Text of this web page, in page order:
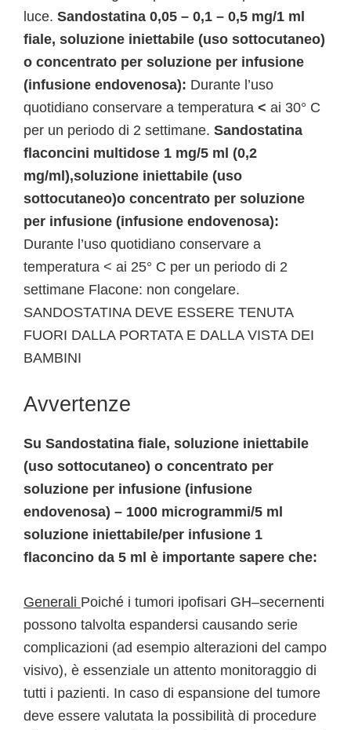
luce. Sandostatina 0,05 – 0,1 – 0,5 mg/1 ml
fiale, soluzione iniettabile (uso sottocutaneo)
o concentrato per soluzione per infusione
(infusione endovenosa): Durante l’uso
quotidiano conservare a temperatura < ai 30° C
per un periodo di 2 settimane. Sandostatina
flaconcini multidose 1 mg/5 ml (0,2
mg/ml),soluzione iniettabile (uso
sottocutaneo)o concentrato per soluzione
per infusione (infusione endovenosa):
Durante l’uso quotidiano conservare a
temperatura < ai 25° C per un periodo di 2
settimane Flacone: non congelare.
SANDOSTATINA DEVE ESSERE TENUTA
FUORI DALLA PORTATA E DALLA VISTA DEI
BAMBINI
Avvertenze
Su Sandostatina fiale, soluzione iniettabile
(uso sottocutaneo) o concentrato per
soluzione per infusione (infusione
endovenosa) – 1000 microgrammi/5 ml
soluzione iniettabile/per infusione 1
flaconcino da 5 ml è importante sapere che:
Generali Poiché i tumori ipofisari GH–secernenti
possono talvolta espandersi causando serie
complicazioni (ad esempio alterazioni del campo
visivo), è essenziale un attento monitoraggio di
tutti i pazienti. In caso di espansione del tumore
deve essere valutata la possibilità di procedure